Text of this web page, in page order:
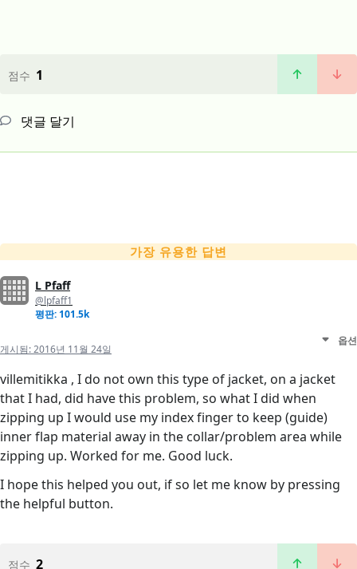
점수 1
댓글 달기
가장 유용한 답변
L Pfaff
@lpfaff1
평판: 101.5k
게시됨:2016년 11월 24일
옵션
villemitikka , I do not own this type of jacket, on a jacket
that I had, did have this problem, so what I did when
zipping up I would use my index finger to keep (guide)
inner flap material away in the collar/problem area while
zipping up. Worked for me. Good luck.
I hope this helped you out, if so let me know by pressing
the helpful button.
점수 2